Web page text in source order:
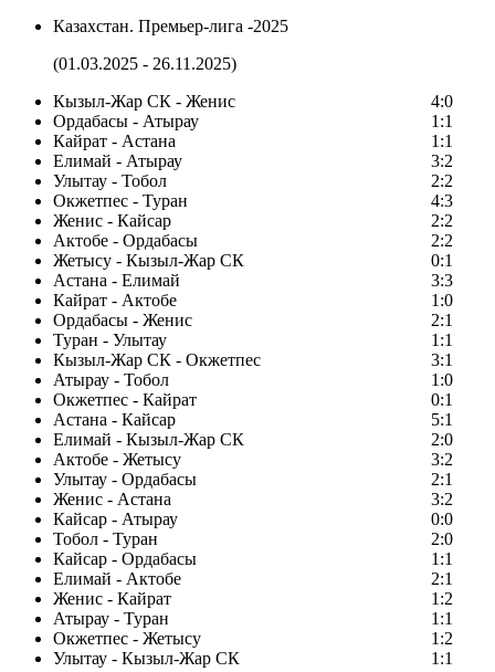
Казахстан. Премьер-лига -2025
(01.03.2025 - 26.11.2025)
Кызыл-Жар СК - Женис
4:0
Ордабасы - Атырау
1:1
Кайрат - Астана
1:1
Елимай - Атырау
3:2
Улытау - Тобол
2:2
Окжетпес - Туран
4:3
Женис - Кайсар
2:2
Актобе - Ордабасы
2:2
Жетысу - Кызыл-Жар СК
0:1
Астана - Елимай
3:3
Кайрат - Актобе
1:0
Ордабасы - Женис
2:1
Туран - Улытау
1:1
Кызыл-Жар СК - Окжетпес
3:1
Атырау - Тобол
1:0
Окжетпес - Кайрат
0:1
Астана - Кайсар
5:1
Елимай - Кызыл-Жар СК
2:0
Актобе - Жетысу
3:2
Улытау - Ордабасы
2:1
Женис - Астана
3:2
Кайсар - Атырау
0:0
Тобол - Туран
2:0
Кайсар - Ордабасы
1:1
Елимай - Актобе
2:1
Женис - Кайрат
1:2
Атырау - Туран
1:1
Окжетпес - Жетысу
1:2
Улытау - Кызыл-Жар СК
1:1